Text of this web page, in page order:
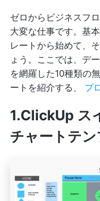
ゼロからビジネスフ
大変な仕事です。基
レートから始めて、
ょう。ここでは、デ
を網羅した10種類の
ートを紹介する、 プ
1.ClickUp ス
チャートテン